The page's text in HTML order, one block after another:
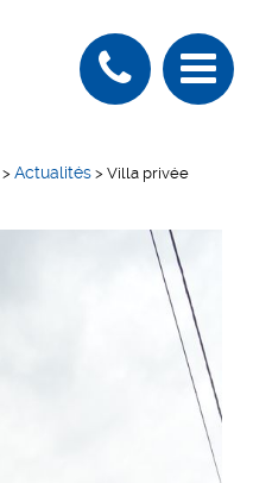
>Actualités >Villa privée